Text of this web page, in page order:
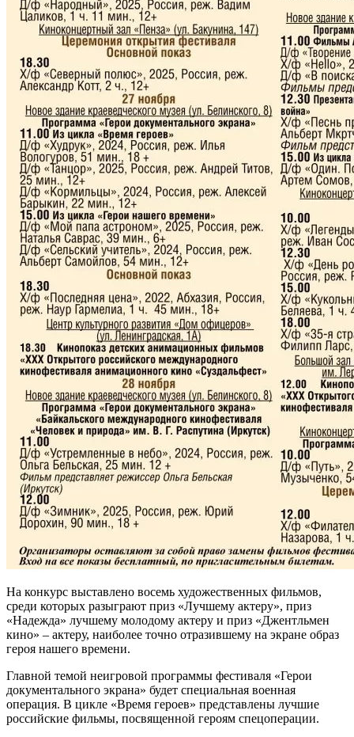
На конкурс выставлено восемь художественных фильмов,
среди которых разыграют приз «Лучшему актеру», приз
«Надежда» лучшему молодому актеру и приз «Джентльмен
кино» – актеру, наиболее точно отразившему на экране образ
героя нашего времени.
Главной темой неигровой программы фестиваля «Герои
документального экрана» будет специальная военная
операция. В цикле «Время героев» представлены лучшие
российские фильмы, посвященной героям спецоперации.